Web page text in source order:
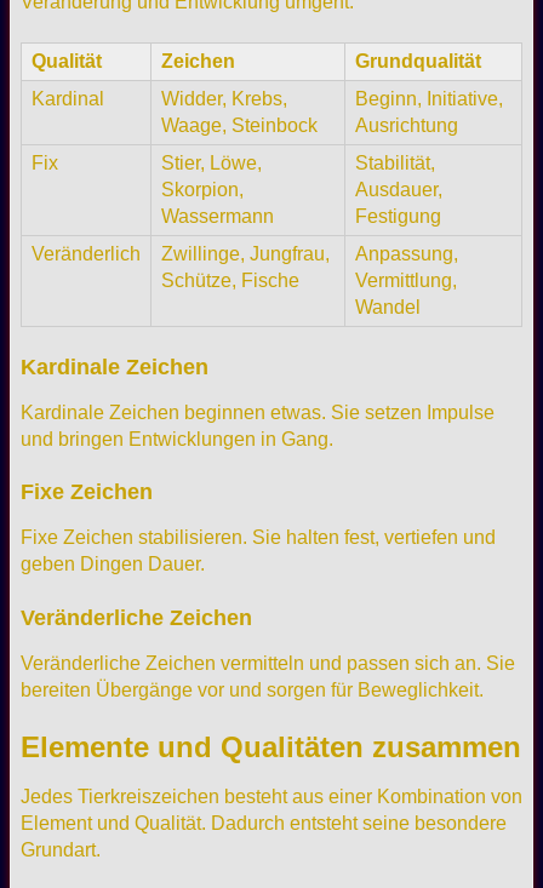
Qualität Zeichen
Grundqualität
Kardinal
Widder, Krebs,
Waage, Steinbock
Beginn, Initiative,
Ausrichtung
Fix
Stier, Löwe,
Skorpion,
Wassermann
Stabilität,
Ausdauer,
Festigung
Veränderlich
Zwillinge, Jungfrau,
Schütze, Fische
Anpassung,
Vermittlung,
Wandel
Kardinale Zeichen
Kardinale Zeichen beginnen etwas. Sie setzen Impulse
und bringen Entwicklungen in Gang.
Fixe Zeichen
Fixe Zeichen stabilisieren. Sie halten fest, vertiefen und
geben Dingen Dauer.
Veränderliche Zeichen
Veränderliche Zeichen vermitteln und passen sich an. Sie
bereiten Übergänge vor und sorgen für Beweglichkeit.
Elemente und Qualitäten zusammen
Jedes Tierkreiszeichen besteht aus einer Kombination von
Element und Qualität. Dadurch entsteht seine besondere
Grundart.